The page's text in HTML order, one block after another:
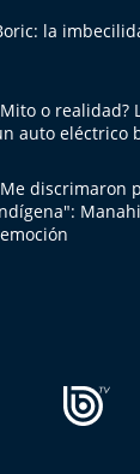
la
o realidad?
auto eléctrico
discrimaron